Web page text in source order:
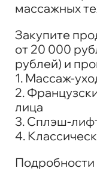
массажных
Закупите
от 20 000
рублей) и
1. Массаж-
2.
лица
3. Сплэш-
4.
Подробности